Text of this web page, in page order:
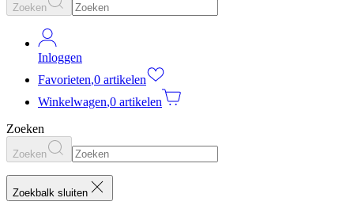
Zoeken
Inloggen
Favorieten,0 artikelen
Winkelwagen,0 artikelen
Zoeken
Zoeken
Zoekbalk sluiten